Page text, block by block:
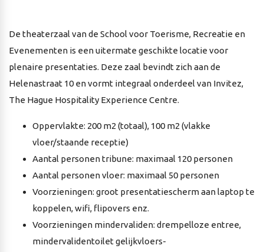
De theaterzaal van de School voor Toerisme, Recreatie en
Evenementen is een uitermate geschikte locatie voor
plenaire presentaties. Deze zaal bevindt zich aan de
Helenastraat 10 en vormt integraal onderdeel van Invitez,
The Hague Hospitality Experience Centre.
Oppervlakte: 200 m2 (totaal), 100 m2 (vlakke
vloer/staande receptie)
Aantal personen tribune: maximaal 120 personen
Aantal personen vloer: maximaal 50 personen
Voorzieningen: groot presentatiescherm aan laptop te
koppelen, wifi, flipovers enz.
Voorzieningen mindervaliden: drempelloze entree,
mindervalidentoilet gelijkvloers-